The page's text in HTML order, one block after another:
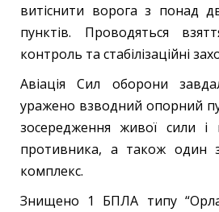
витіснити ворога з понад
пунктів. Проводяться
контроль та стабілізаційні
Авіація Сил оборони
уражено взводний опорний
зосередження живої сили і
противника, а також один
комплекс.
Знищено 1 БПЛА типу